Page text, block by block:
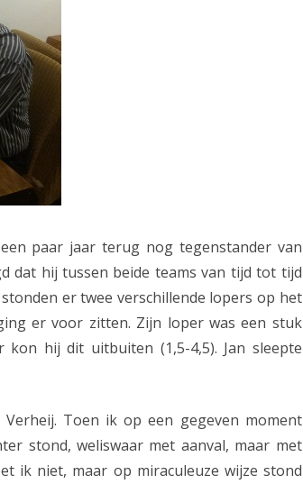
paar jaar terug nog tegenstander van
dat hij tussen beide teams van tijd tot tijd
er twee verschillende lopers op het
er voor zitten. Zijn loper was een stuk
hij dit uitbuiten (1,5-4,5). Jan sleepte
Toen ik op een gegeven moment
stond, weliswaar met aanval, maar met
ik niet, maar op miraculeuze wijze stond